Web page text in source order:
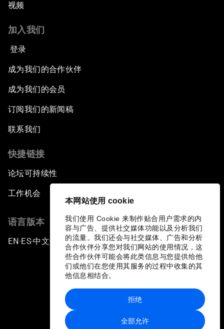
本网站使用 cookie
我们使用 Cookie 来制作贴合用户需求的内
容与广告、提供社交媒体功能以及分析我们
的流量。我们还会与社交媒体、广告和分析
合作伙伴分享您对我们网站的使用情况，这
些合作伙伴可能会将此类信息与您提供给他
们或他们在您使用其服务的过程中收集的其
他信息相结合。
全部允许
拒绝
视频
加入我们
登录
成为我们的合作伙伴
成为我们的会员
订阅我们的新闻稿
联系我们
快捷链接
论坛可持续性
工作机会
语言版本
EN ▪ES▪中文▪ 日本語
站点地图